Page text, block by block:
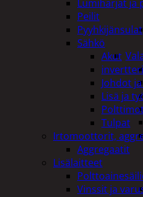
Lumiharjat ja
Peilit
Pyyhkijänsulat
Sähkö
Akut
Johdot
Lisä ja
Tulpat
Irtomoottorit,
Aggregaatit
Lisälaitteet
Vinssit ja